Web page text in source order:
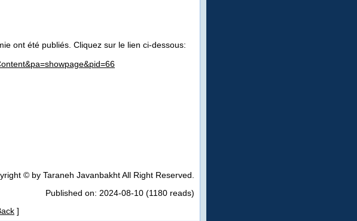
ont été publiés. Cliquez sur le lien ci-dessous:
© by Taraneh Javanbakht All Right Reserved.
Published on: 2024-08-10 (1180 reads)
]